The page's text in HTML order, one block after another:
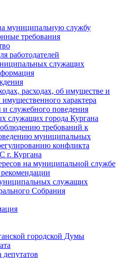
муниципальную службу
требования
работодателей
служащих
расходах, об имуществе и
имущественного характера
служебного поведения
служащих города Кургана
требований к
муниципальных
конфликта
г. Кургана
на муниципальной службе
служащих
Cобрания
городской Думы